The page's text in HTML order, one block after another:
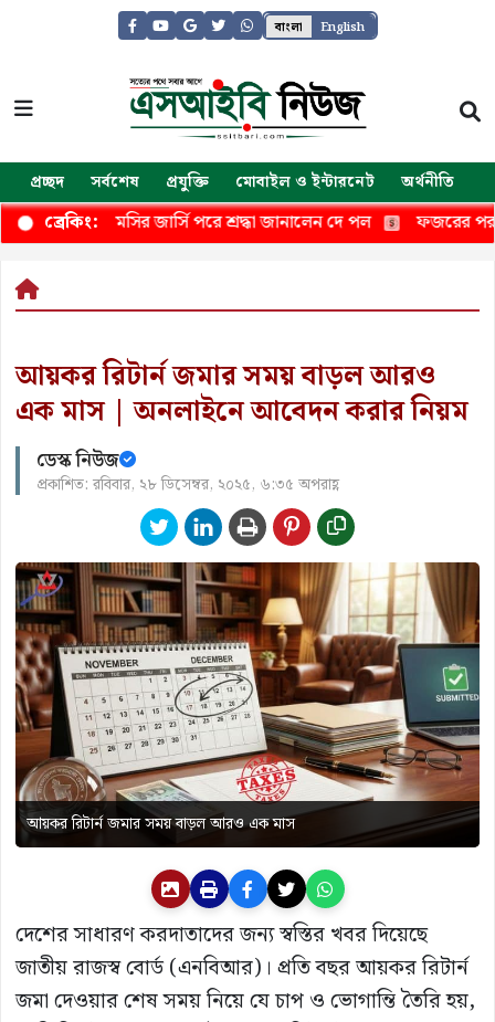
বাংলা English
প্রচ্ছদ সর্বশেষ প্রযুক্তি মোবাইল ও ইন্টারনেট অর্থনীতি
ব্রেকিং:
মেসির জার্সি পরে শ্রদ্ধা জানালেন দে পল ফজরের পর কোন
আয়কর রিটার্ন জমার সময় বাড়ল আরও
এক মাস | অনলাইনে আবেদন করার নিয়ম
ডেস্ক নিউজ
প্রকাশিত: রবিবার, ২৮ ডিসেম্বর, ২০২৫, ৬:৩৫ অপরাহ্ণ
আয়কর রিটার্ন জমার সময় বাড়ল আরও এক মাস
দেশের সাধারণ করদাতাদের জন্য স্বস্তির খবর দিয়েছে
জাতীয় রাজস্ব বোর্ড (এনবিআর)। প্রতি বছর আয়কর রিটার্ন
জমা দেওয়ার শেষ সময় নিয়ে যে চাপ ও ভোগান্তি তৈরি হয়,